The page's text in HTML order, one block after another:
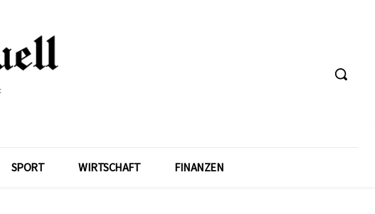
SPORT WIRTSCHAFT FINANZEN